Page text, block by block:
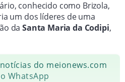
conhecido como Brizola,
um dos líderes de uma
daSanta Maria da Codipi,
do meionews.com
WhatsApp